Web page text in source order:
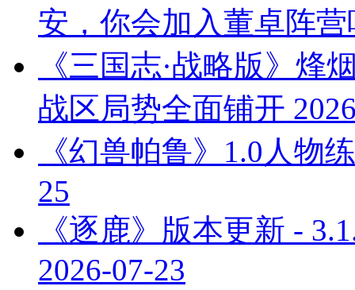
安，你会加入董卓阵营
《三国志·战略版》烽
战区局势全面铺开
《幻兽帕鲁》1.0人物
25
《逐鹿》版本更新 -
2026-07-23